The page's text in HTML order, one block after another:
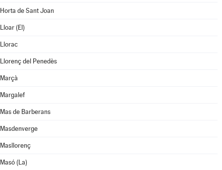
Horta de Sant Joan
Lloar (El)
Llorac
Llorenç del Penedès
Marçà
Margalef
Mas de Barberans
Masdenverge
Masllorenç
Masó (La)